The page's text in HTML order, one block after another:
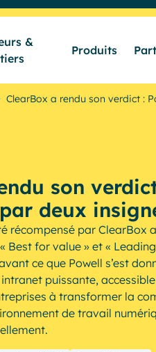
&
Produits
ClearBox a rendu son verdict :
son
deux
récompensé par ClearBox
Best for value » et «
ce que Powell s’est
puissante,
à transformer la
de travail